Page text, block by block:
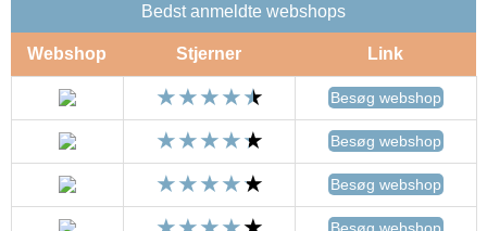
Bedst anmeldte webshops
Webshop Stjerner Link
Besøg webshop
Besøg webshop
Besøg webshop